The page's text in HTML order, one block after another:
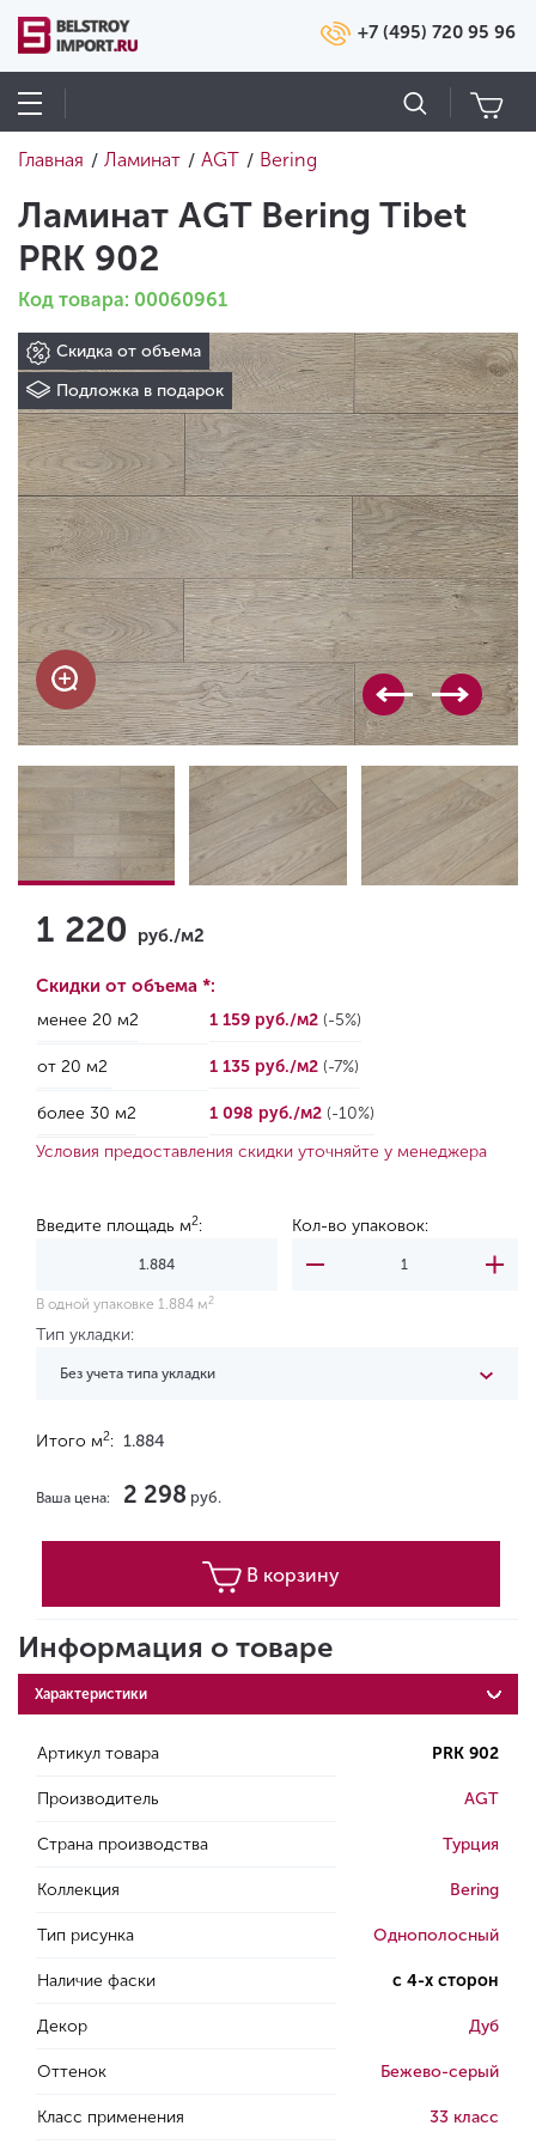
+7 (495) 720 95 96
Главная / Ламинат / AGT / Bering
Ламинат AGT Bering Tibet
PRK 902
Код товара: 00060961
Скидка от объема
Подложка в подарок
1 220 руб./м2
Скидки от объема *:
менее 20 м2 1 159 руб./м2 (-5%)
от 20 м2 1 135 руб./м2 (-7%)
более 30 м2 1 098 руб./м2 (-10%)
Условия предоставления скидки уточняйте у менеджера
Введите площадь м2: Кол-во упаковок:
В одной упаковке 1.884 м 2
Тип укладки:
Без учета типа укладки
Итого м2: 1.884
Ваша цена: 2 298 руб.
В корзину
Информация о товаре
Характеристики
Артикул товара PRK 902
Производитель AGT
Страна производства Турция
Коллекция Bering
Тип рисунка Однополосный
Наличие фаски с 4-х сторон
Декор Дуб
Оттенок Бежево-серый
Класс применения 33 класс